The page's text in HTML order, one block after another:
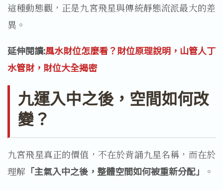
這種動態觀，正是九宮飛星與傳統靜態流派最大的差
異。
延伸閱讀:風水財位怎麼看？財位原理說明，山管人丁
水管財，財位大全揭密
九運入中之後，空間如何改
變？
九宮飛星真正的價值，不在於背誦九星名稱，而在於
理解 「主氣入中之後，整體空間如何被重新分配」 。